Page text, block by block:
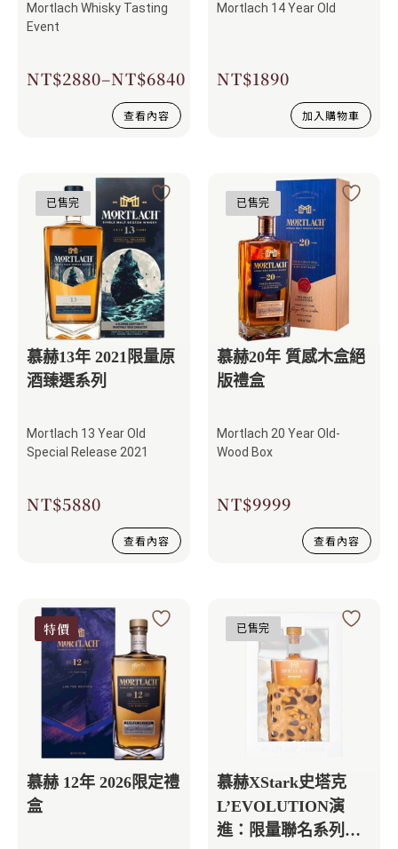
Mortlach Whisky Tasting
Event
NT$2880–NT$6840
查看內容
Mortlach 14 Year Old
NT$1890
加入購物車
已售完
慕赫13年 2021限量原
酒臻選系列
Mortlach 13 Year Old
Special Release 2021
NT$5880
查看內容
已售完
慕赫20年 質感木盒絕
版禮盒
Mortlach 20 Year Old-
Wood Box
NT$9999
查看內容
特價
慕赫 12年 2026限定禮
盒
已售完
慕赫XStark史塔克
L’EVOLUTION演
進：限量聯名系列